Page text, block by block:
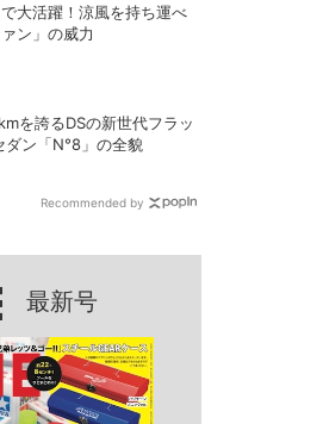
大活躍！涼風を持ち運べ
ン」の威力
を誇るDSの新世代フラッ
ダン「N°8」の全貌
Recommended by
最新号